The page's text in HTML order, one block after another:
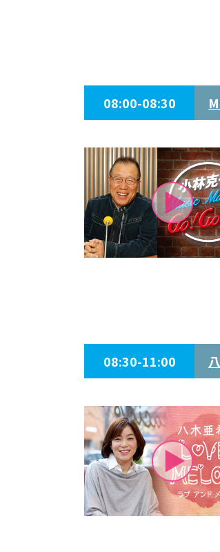
08:00-08:30
08:30-11:00